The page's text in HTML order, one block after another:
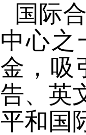
国际
中心之
金，吸
告、英
平和国